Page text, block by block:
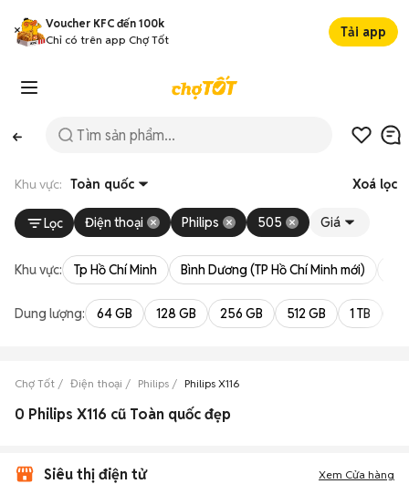
Voucher KFC đến 100k
Chỉ có trên app Chợ Tốt
Tải app
Khu vực: Toàn quốc Xoá lọc
Lọc Điện thoại Philips 505 Giá
Khu vực: Tp Hồ Chí Minh Bình Dương (TP Hồ Chí Minh mới)
Dung lượng: 64 GB 128 GB 256 GB 512 GB 1 TB
Chợ Tốt Điện thoại Philips Philips X116
0 Philips X116 cũ Toàn quốc đẹp
Siêu thị điện tử Xem Cửa hàng